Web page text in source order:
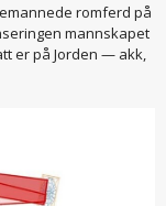
romferd på
mannskapet
er på Jorden — akk,